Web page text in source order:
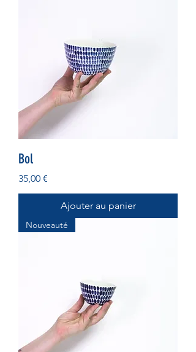
Bol
Prix
35,00 €
Ajouter au panier
Nouveauté